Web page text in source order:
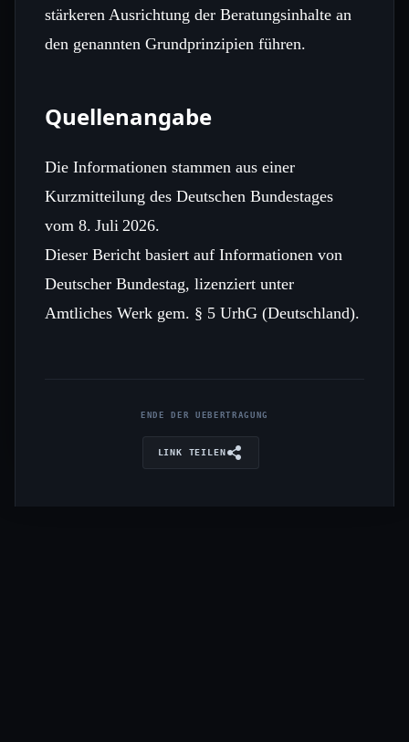
stärkeren Ausrichtung der Beratungsinhalte an
den genannten Grundprinzipien führen.
Quellenangabe
Die Informationen stammen aus einer
Kurzmitteilung des Deutschen Bundestages
vom 8. Juli 2026.
Dieser Bericht basiert auf Informationen von
Deutscher Bundestag, lizenziert unter
Amtliches Werk gem. § 5 UrhG (Deutschland).
ENDE DER UEBERTRAGUNG
LINK TEILEN